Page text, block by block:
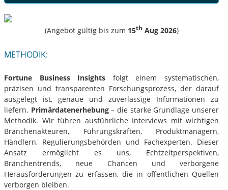
(Angebot gültig bis zum 15th Aug 2026)
METHODIK:
Fortune Business Insights folgt einem systematischen,
präzisen und transparenten Forschungsprozess, der darauf
ausgelegt ist, genaue und zuverlässige Informationen zu
liefern. Primärdatenerhebung– die starke Grundlage unserer
Methodik. Wir führen ausführliche Interviews mit wichtigen
Branchenakteuren, Führungskräften, Produktmanagern,
Händlern, Regulierungsbehörden und Fachexperten. Dieser
Ansatz ermöglicht es uns, Echtzeitperspektiven,
Branchentrends, neue Chancen und verborgene
Herausforderungen zu erfassen, die in öffentlichen Quellen
verborgen bleiben.